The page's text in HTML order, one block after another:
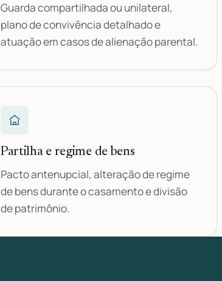
Guarda compartilhada ou unilateral,
plano de convivência detalhado e
atuação em casos de alienação parental.
Partilha e regime de bens
Pacto antenupcial, alteração de regime
de bens durante o casamento e divisão
de patrimônio.